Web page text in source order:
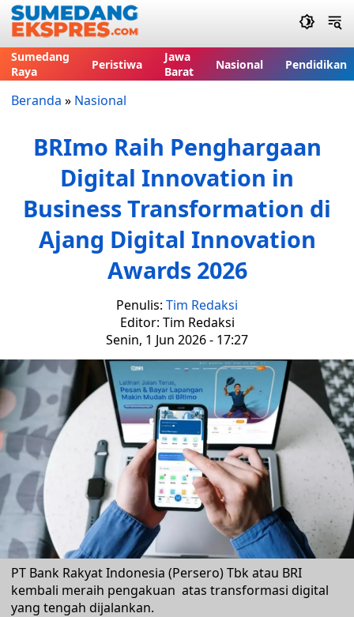
Sumedang
Raya
Peristiwa
Jawa
Barat
Nasional Pendidikan
Beranda » Nasional
BRImo Raih Penghargaan
Digital Innovation in
Business Transformation di
Ajang Digital Innovation
Awards 2026
Penulis: Tim Redaksi
Editor: Tim Redaksi
Senin, 1 Jun 2026 - 17:27
PT Bank Rakyat Indonesia (Persero) Tbk atau BRI
kembali meraih pengakuan atas transformasi digital
yang tengah dijalankan.